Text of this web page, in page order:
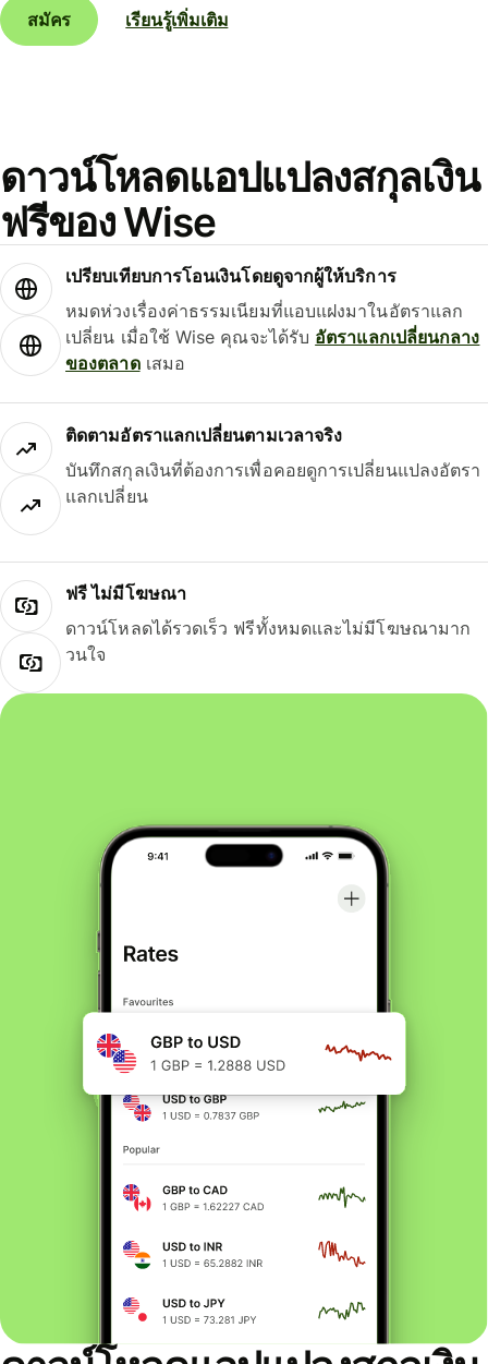
สมัคร เรียนรู้เพิ่มเติม
ดาวน์โหลดแอปแปลงสกุลเงิน
ฟรีของ Wise
เปรียบเทียบการโอนเงินโดยดูจากผู้ให้บริการ
หมดห่วงเรื่องค่าธรรมเนียมที่แอบแฝงมาในอัตราแลก
เปลี่ยน เมื่อใช้ Wise คุณจะได้รับ อัตราแลกเปลี่ยนกลาง
ของตลาดเสมอ
ติดตามอัตราแลกเปลี่ยนตามเวลาจริง
บันทึกสกุลเงินที่ต้องการเพื่อคอยดูการเปลี่ยนแปลงอัตรา
แลกเปลี่ยน
ฟรี ไม่มีโฆษณา
ดาวน์โหลดได้รวดเร็ว ฟรีทั้งหมดและไม่มีโฆษณามาก
วนใจ